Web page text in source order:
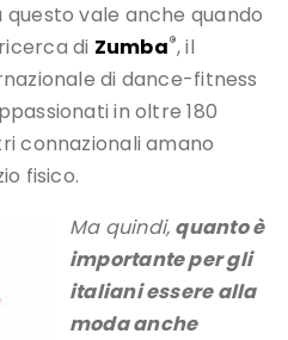
vale anche quando
di Zumba®, il
di dance-fitness
in oltre 180
connazionali amano
fisico.
Ma quindi, quanto è
importante per gli
italiani essere alla
moda anche